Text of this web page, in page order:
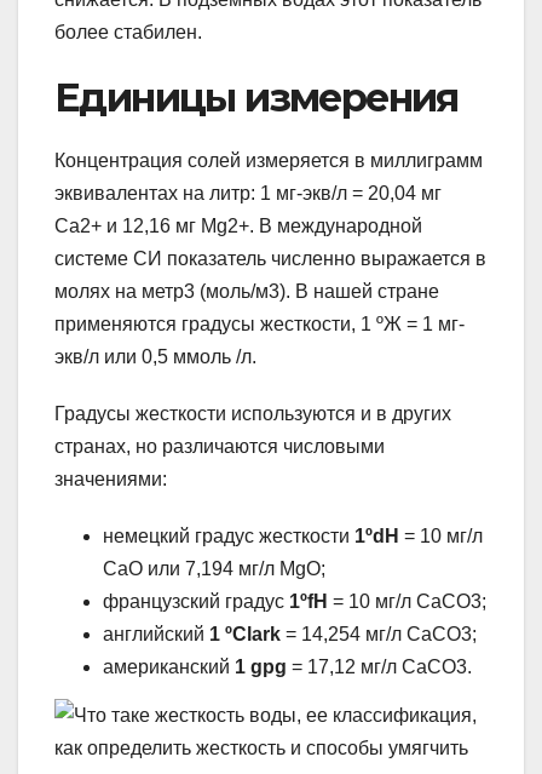
более стабилен.
Единицы измерения
Концентрация солей измеряется в миллиграмм
эквивалентах на литр: 1 мг-экв/л = 20,04 мг
Са2+ и 12,16 мг Мg2+. В международной
системе СИ показатель численно выражается в
молях на метр3 (моль/м3). В нашей стране
применяются градусы жесткости, 1 ºЖ = 1 мг-
экв/л или 0,5 ммоль /л.
Градусы жесткости используются и в других
странах, но различаются числовыми
значениями:
немецкий градус жесткости 1ºdH = 10 мг/л
СаО или 7,194 мг/л MgO;
французский градус 1ºfH = 10 мг/л СаСО3;
английский 1 ºClark = 14,254 мг/л СаСО3;
американский 1 gpg = 17,12 мг/л СаСО3.